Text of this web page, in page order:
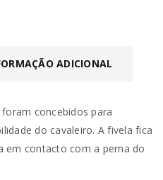
ADICIONAL
concebidos para
do cavaleiro. A fivela fica
em contacto com a perna do